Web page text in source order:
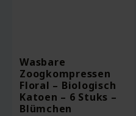
Wasbare
Zoogkompressen
Floral – Biologisch
Katoen – 6 Stuks –
Blümchen